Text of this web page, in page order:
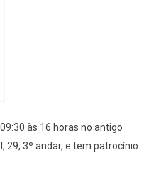
às 16 horas no antigo
29, 3º andar, e tem patrocínio